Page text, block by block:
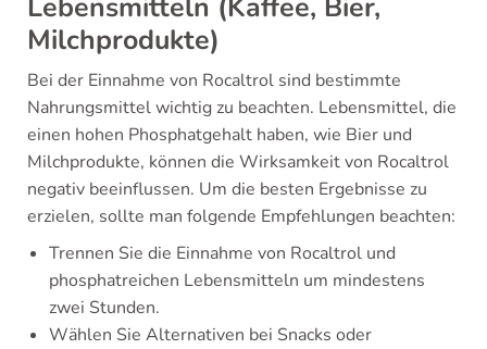
Lebensmitteln (Kaffee, Bier,
Milchprodukte)
Bei der Einnahme von Rocaltrol sind bestimmte
Nahrungsmittel wichtig zu beachten. Lebensmittel, die
einen hohen Phosphatgehalt haben, wie Bier und
Milchprodukte, können die Wirksamkeit von Rocaltrol
negativ beeinflussen. Um die besten Ergebnisse zu
erzielen, sollte man folgende Empfehlungen beachten:
Trennen Sie die Einnahme von Rocaltrol und
phosphatreichen Lebensmitteln um mindestens
zwei Stunden.
Wählen Sie Alternativen bei Snacks oder